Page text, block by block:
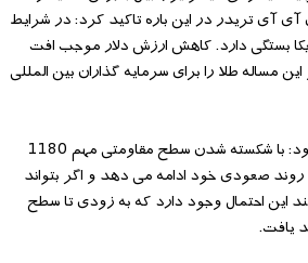
آی تریدر در این باره تاکید کرد: در شرایط
بستگی دارد. کاهش ارزش دلار موجب افت
مساله طلا را برای سرمایه گذاران بین المللی
بر اساس این گزارش وی افزود: با شکسته شدن سطح مقاومتی مهم 1180
صعودی خود ادامه می دهد و اگر بتواند
1200 را بشکند این احتمال وجود دارد که به زودی تا سطح